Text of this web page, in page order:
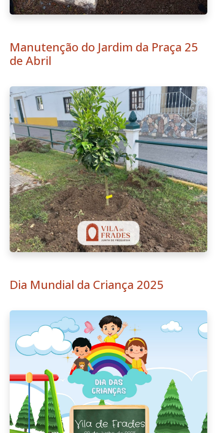
Manutenção do Jardim da Praça 25
de Abril
Dia Mundial da Criança 2025